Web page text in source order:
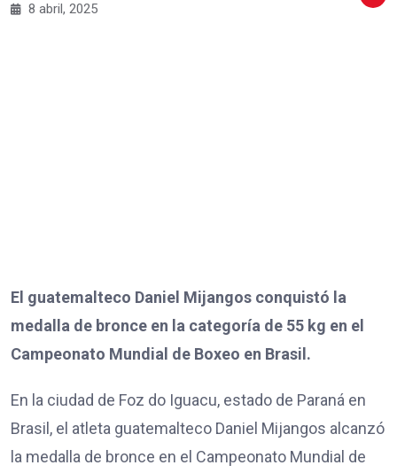
8 abril, 2025
El guatemalteco Daniel Mijangos conquistó la
medalla de bronce en la categoría de 55 kg en el
Campeonato Mundial de Boxeo en Brasil.
En la ciudad de Foz do Iguacu, estado de Paraná en
Brasil, el atleta guatemalteco Daniel Mijangos alcanzó
la medalla de bronce en el Campeonato Mundial de